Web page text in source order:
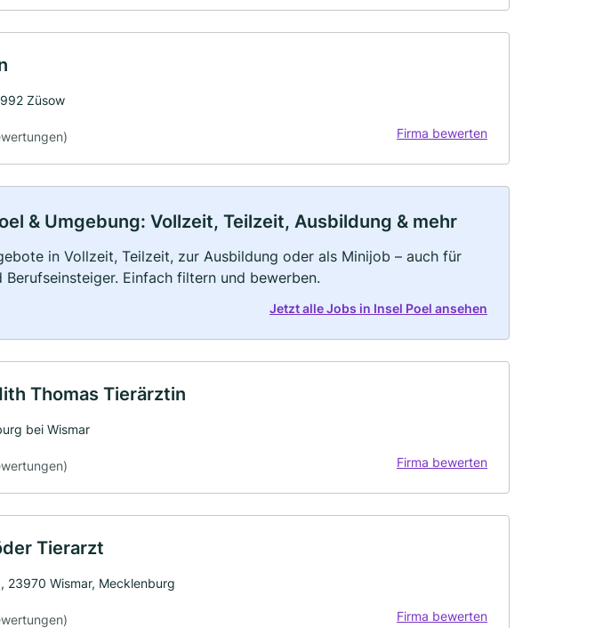
Züsow
Firma bewerten
& Umgebung: Vollzeit, Teilzeit, Ausbildung & mehr
in Vollzeit, Teilzeit, zur Ausbildung oder als Minijob – auch für
Berufseinsteiger. Einfach filtern und bewerben.
Jetzt alle Jobs in Insel Poel ansehen
Thomas Tierärztin
bei Wismar
Firma bewerten
Tierarzt
23970 Wismar, Mecklenburg
Firma bewerten